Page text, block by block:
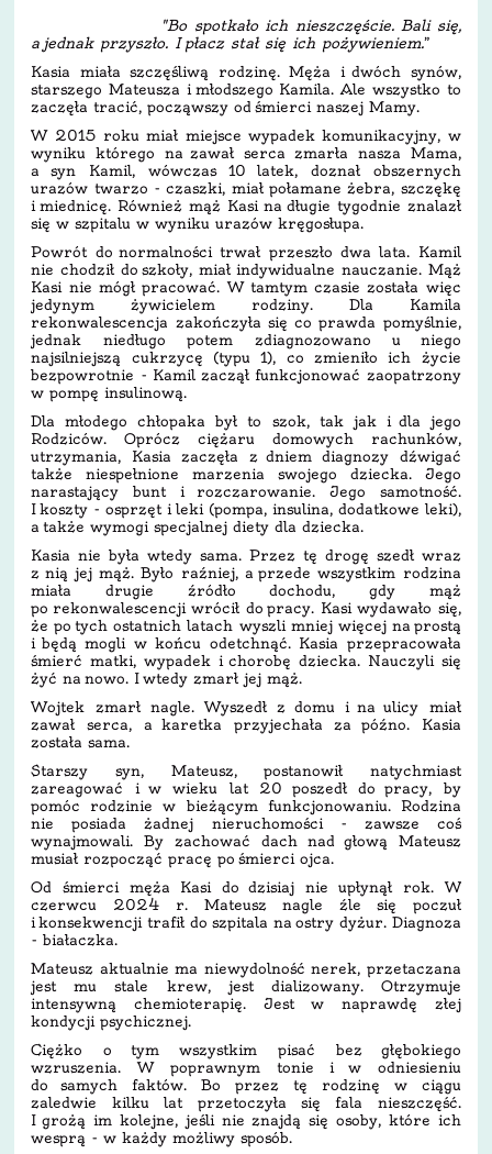
"Bo spotkało ich nieszczęście. Bali się,
a jednak przyszło. I płacz stał się ich pożywieniem.”
Kasia miała szczęśliwą rodzinę. Męża i dwóch synów,
starszego Mateusza i młodszego Kamila. Ale wszystko to
zaczęła tracić, począwszy od śmierci naszej Mamy.
W 2015 roku miał miejsce wypadek komunikacyjny, w
wyniku którego na zawał serca zmarła nasza Mama,
a syn Kamil, wówczas 10 latek, doznał obszernych
urazów twarzo - czaszki, miał połamane żebra, szczękę
i miednicę. Również mąż Kasi na długie tygodnie znalazł
się w szpitalu w wyniku urazów kręgosłupa.
Powrót do normalności trwał przeszło dwa lata. Kamil
nie chodził do szkoły, miał indywidualne nauczanie. Mąż
Kasi nie mógł pracować. W tamtym czasie została więc
jedynym żywicielem rodziny. Dla Kamila
rekonwalescencja zakończyła się co prawda pomyślnie,
jednak niedługo potem zdiagnozowano u niego
najsilniejszą cukrzycę (typu 1), co zmieniło ich życie
bezpowrotnie - Kamil zaczął funkcjonować zaopatrzony
w pompę insulinową.
Dla młodego chłopaka był to szok, tak jak i dla jego
Rodziców. Oprócz ciężaru domowych rachunków,
utrzymania, Kasia zaczęła z dniem diagnozy dźwigać
także niespełnione marzenia swojego dziecka. Jego
narastający bunt i rozczarowanie. Jego samotność.
I koszty - osprzęt i leki (pompa, insulina, dodatkowe leki),
a także wymogi specjalnej diety dla dziecka.
Kasia nie była wtedy sama. Przez tę drogę szedł wraz
z nią jej mąż. Było raźniej, a przede wszystkim rodzina
miała drugie źródło dochodu, gdy mąż
po rekonwalescencji wrócił do pracy. Kasi wydawało się,
że po tych ostatnich latach wyszli mniej więcej na prostą
i będą mogli w końcu odetchnąć. Kasia przepracowała
śmierć matki, wypadek i chorobę dziecka. Nauczyli się
żyć na nowo. I wtedy zmarł jej mąż.
Wojtek zmarł nagle. Wyszedł z domu i na ulicy miał
zawał serca, a karetka przyjechała za późno. Kasia
została sama.
Starszy syn, Mateusz, postanowił natychmiast
zareagować i w wieku lat 20 poszedł do pracy, by
pomóc rodzinie w bieżącym funkcjonowaniu. Rodzina
nie posiada żadnej nieruchomości - zawsze coś
wynajmowali. By zachować dach nad głową Mateusz
musiał rozpocząć pracę po śmierci ojca.
Od śmierci męża Kasi do dzisiaj nie upłynął rok. W
czerwcu 2024 r. Mateusz nagle źle się poczuł
i konsekwencji trafił do szpitala na ostry dyżur. Diagnoza
- białaczka.
Mateusz aktualnie ma niewydolność nerek, przetaczana
jest mu stale krew, jest dializowany. Otrzymuje
intensywną chemioterapię. Jest w naprawdę złej
kondycji psychicznej.
Ciężko o tym wszystkim pisać bez głębokiego
wzruszenia. W poprawnym tonie i w odniesieniu
do samych faktów. Bo przez tę rodzinę w ciągu
zaledwie kilku lat przetoczyła się fala nieszczęść.
I grożą im kolejne, jeśli nie znajdą się osoby, które ich
wesprą - w każdy możliwy sposób.